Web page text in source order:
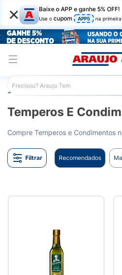
× Baixe o APP e ganhe 5% OFF!
Use o cupom APP5 na
Araujo Mercado
Temperos E
Filtrar Recomendados